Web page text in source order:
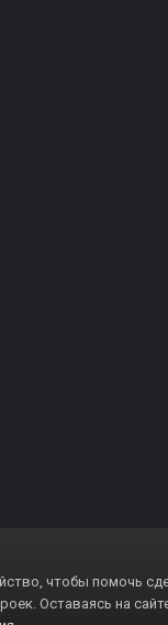
чтобы помочь
Оставаясь на